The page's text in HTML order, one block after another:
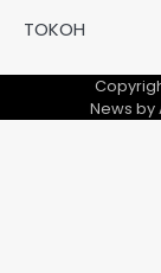
TOKOH
News by